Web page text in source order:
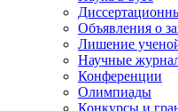
Объявления о
Лишение
Научные
Конференции
Олимпиады
Конкурсы и